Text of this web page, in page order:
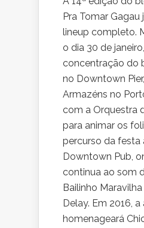
Pra Tomar
lineup completo.
o dia 30 de
concentração do
no Downtown
Armazéns no
com a Orquestra
para animar os
percurso da festa
Downtown Pub,
continua ao som
Bailinho
Delay. Em 2016,
homenageará